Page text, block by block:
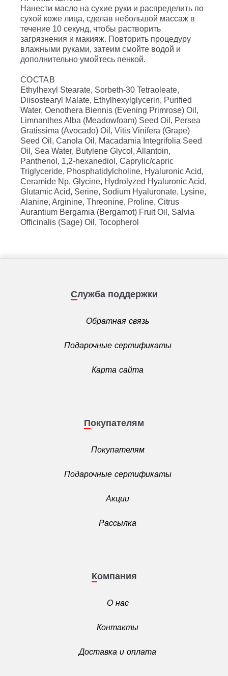
Нанести масло на сухие руки и распределить по
сухой коже лица, сделав небольшой массаж в
течение 10 секунд, чтобы растворить
загрязнения и макияж. Повторить процедуру
влажными руками, затеим смойте водой и
дополнительно умойтесь пенкой.
СОСТАВ
Ethylhexyl Stearate, Sorbeth-30 Tetraoleate,
Diisostearyl Malate, Ethylhexylglycerin, Purified
Water, Oenothera Biennis (Evening Primrose) Oil,
Limnanthes Alba (Meadowfoam) Seed Oil, Persea
Gratissima (Avocado) Oil, Vitis Vinifera (Grape)
Seed Oil, Canola Oil, Macadamia Integrifolia Seed
Oil, Sea Water, Butylene Glycol, Allantoin,
Panthenol, 1,2-hexanediol, Caprylic/​capric
Triglyceride, Phosphatidylcholine, Hyaluronic Acid,
Ceramide Np, Glycine, Hydrolyzed Hyaluronic Acid,
Glutamic Acid, Serine, Sodium Hyaluronate, Lysine,
Alanine, Arginine, Threonine, Proline, Citrus
Aurantium Bergamia (Bergamot) Fruit Oil, Salvia
Officinalis (Sage) Oil, Tocopherol
Служба поддержки
Обратная связь
Подарочные сертификаты
Карта сайта
Покупателям
Покупателям
Подарочные сертификаты
Акции
Рассылка
Компания
О нас
Контакты
Доставка и оплата